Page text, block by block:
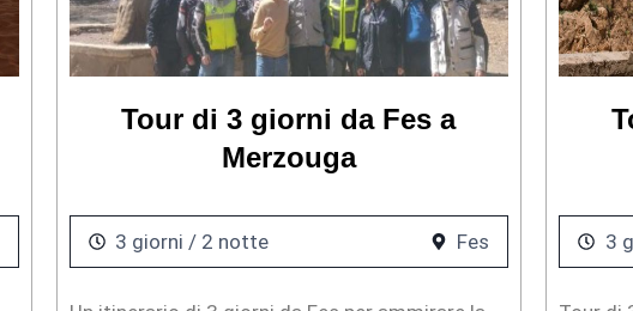
Tour di 3 giorni da Fes a
Merzouga
3 giorni / 2 notte Fes 3